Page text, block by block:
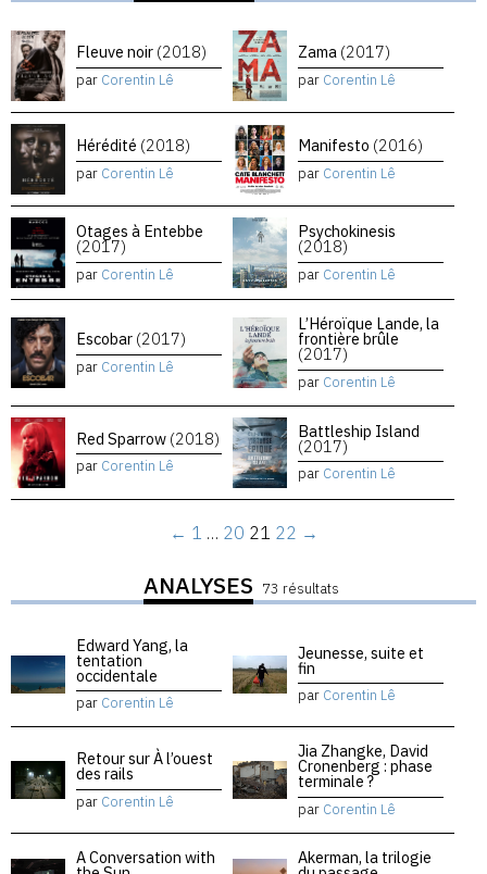
Fleuve noir (2018)
par Corentin Lê
Zama (2017)
par Corentin Lê
Hérédité (2018)
par Corentin Lê
Manifesto (2016)
par Corentin Lê
Otages à Entebbe
(2017)
par Corentin Lê
Psychokinesis
(2018)
par Corentin Lê
Escobar (2017)
par Corentin Lê
L’Héroïque Lande, la
frontière brûle
(2017)
par Corentin Lê
Red Sparrow (2018)
par Corentin Lê
Battleship Island
(2017)
par Corentin Lê
← 1 … 20 21 22 →
ANALYSES 73 résultats
Edward Yang, la
tentation
occidentale
par Corentin Lê
Jeunesse, suite et
fin
par Corentin Lê
Retour sur À l’ouest
des rails
par Corentin Lê
Jia Zhangke, David
Cronenberg : phase
terminale ?
par Corentin Lê
A Conversation with Akerman, la trilogie